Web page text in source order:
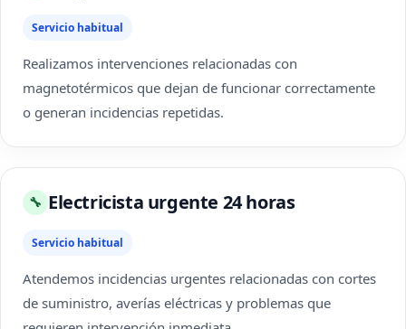
Servicio habitual
Realizamos intervenciones relacionadas con
magnetotérmicos que dejan de funcionar correctamente
o generan incidencias repetidas.
🔧 Electricista urgente 24 horas
Servicio habitual
Atendemos incidencias urgentes relacionadas con cortes
de suministro, averías eléctricas y problemas que